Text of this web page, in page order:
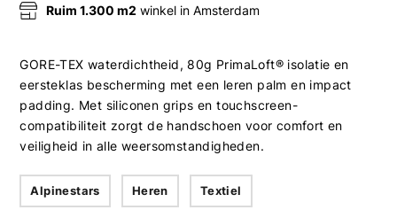
Ruim 1.300 m2 winkel in Amsterdam
GORE-TEX waterdichtheid, 80g PrimaLoft® isolatie en
eersteklas bescherming met een leren palm en impact
padding. Met siliconen grips en touchscreen-
compatibiliteit zorgt de handschoen voor comfort en
veiligheid in alle weersomstandigheden.
Alpinestars Heren Textiel